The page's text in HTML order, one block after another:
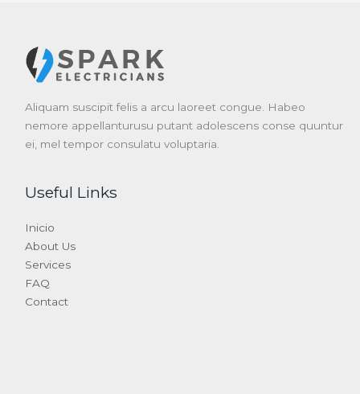
Aliquam suscipit felis a arcu laoreet congue. Habeo
nemore appellanturusu putant adolescens conse quuntur
ei, mel tempor consulatu voluptaria.
Useful Links
Inicio
About Us
Services
FAQ
Contact